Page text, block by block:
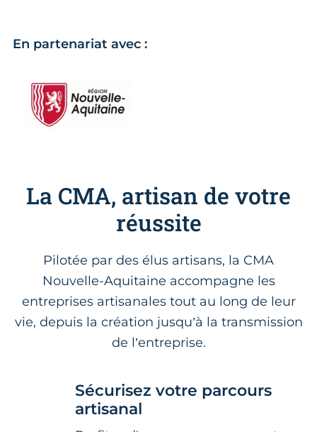
En partenariat avec :
La CMA, artisan de votre
réussite
Pilotée par des élus artisans, la CMA
Nouvelle-Aquitaine accompagne les
entreprises artisanales tout au long de leur
vie, depuis la création jusqu’à la transmission
de l’entreprise.
Sécurisez votre parcours
artisanal